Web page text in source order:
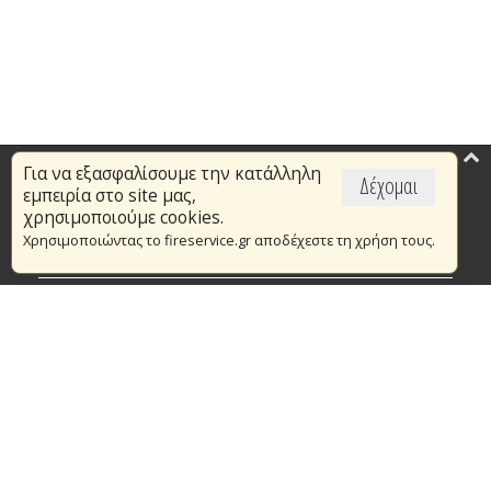
Δέχομαι
Για να εξασφαλίσουμε την κατάλληλη
εμπειρία στο site μας,
χρησιμοποιούμε cookies.
Χρησιμοποιώντας το fireservice.gr αποδέχεστε τη χρήση τους.
Επικαιρότητα
Το Πυροσβεστικό Σώμα